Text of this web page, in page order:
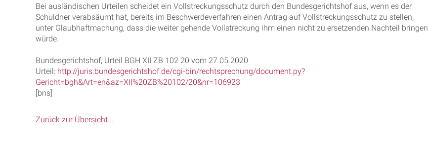
Bei ausländischen Urteilen scheidet ein Vollstreckungsschutz durch den Bundesgerichtshof aus, wenn es der
Schuldner verabsäumt hat, bereits im Beschwerdeverfahren einen Antrag auf Vollstreckungsschutz zu stellen,
unter Glaubhaftmachung, dass die weiter gehende Vollstreckung ihm einen nicht zu ersetzenden Nachteil bringen
würde.
Bundesgerichtshof, Urteil BGH XII ZB 102 20 vom 27.05.2020
Urteil: http://juris.bundesgerichtshof.de/cgi-bin/rechtsprechung/document.py?
Gericht=bgh&Art=en&az=XII%20ZB%20102/20&nr=106923
[bns]
Zurück zur Übersicht...